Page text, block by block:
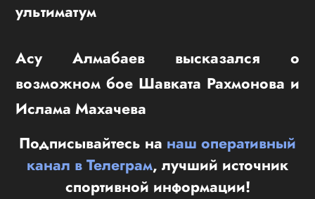
ультиматум
Асу Алмабаев высказался о
возможном бое Шавката Рахмонова и
Ислама Махачева
Подписывайтесь на наш оперативный
канал в Телеграм, лучший источник
спортивной информации!